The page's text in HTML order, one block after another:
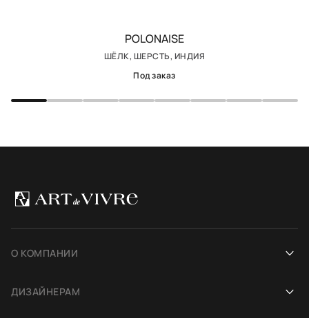
POLONAISE
ШЁЛК, ШЕРСТЬ, ИНДИЯ
Под заказ
О КОМПАНИИ
ДИЗАЙНЕРАМ